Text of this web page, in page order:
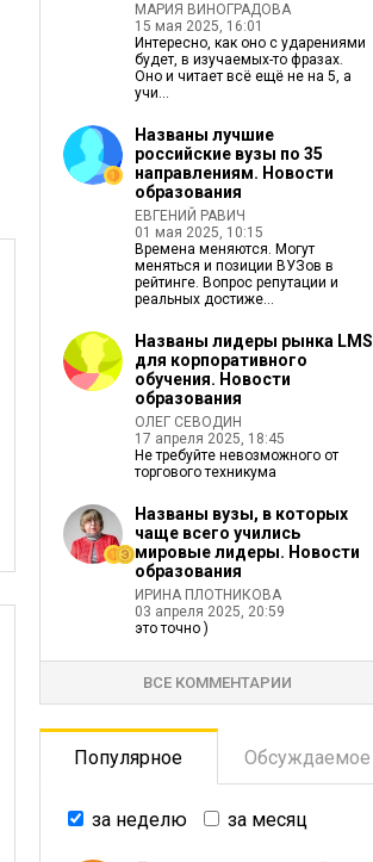
МАРИЯ ВИНОГРАДОВА
15 мая 2025, 16:01
Интересно, как оно с ударениями
будет, в изучаемых-то фразах.
Оно и читает всё ещё не на 5, а
учи...
Названы лучшие
российские вузы по 35
направлениям. Новости
образования
ЕВГЕНИЙ РАВИЧ
01 мая 2025, 10:15
Времена меняются. Могут
меняться и позиции ВУЗов в
рейтинге. Вопрос репутации и
реальных достиже...
Названы лидеры рынка LMS
для корпоративного
обучения. Новости
образования
ОЛЕГ СЕВОДИН
17 апреля 2025, 18:45
Не требуйте невозможного от
торгового техникума
Названы вузы, в которых
чаще всего учились
мировые лидеры. Новости
образования
ИРИНА ПЛОТНИКОВА
03 апреля 2025, 20:59
это точно )
ВСЕ КОММЕНТАРИИ
Популярное Обсуждаемое
за неделю за месяц